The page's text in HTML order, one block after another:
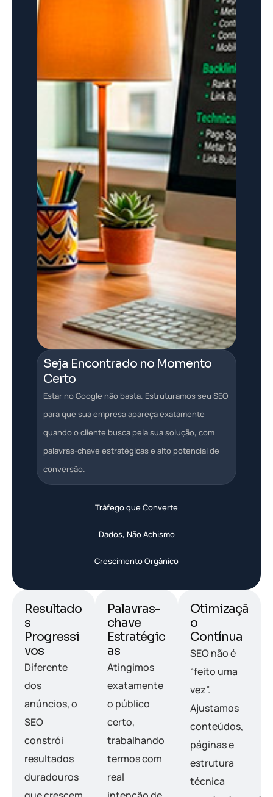
Tráfego que Converte
Dados, Não Achismo
Crescimento Orgânico
Seja Encontrado no Momento
Certo
Estar no Google não basta. Estruturamos seu SEO
para que sua empresa apareça exatamente
quando o cliente busca pela sua solução, com
palavras-chave estratégicas e alto potencial de
conversão.
Resultado
s
Progressi
vos
Diferente
dos
anúncios, o
SEO
constrói
resultados
duradouros
Palavras-
chave
Estratégic
as
Atingimos
exatamente
o público
certo,
trabalhando
termos com
real
Otimizaçã
o
Contínua
SEO não é
“feito uma
vez”.
Ajustamos
conteúdos,
páginas e
estrutura
técnica